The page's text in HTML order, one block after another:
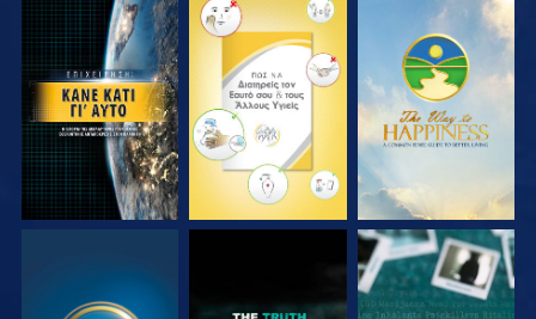
ΠΑΡΑΚΟΛΟΥΘΗΣΤΕ ΠΑΡΑΚΟΛΟΥΘΗΣΤΕ ΠΑΡΑΚΟΛΟΥΘΗΣΤΕ
ΠΑΡΑΚΟΛΟΥΘΗΣΤΕ ΠΑΡΑΚΟΛΟΥΘΗΣΤΕ ΠΑΡΑΚΟΛΟΥΘΗΣΤΕ